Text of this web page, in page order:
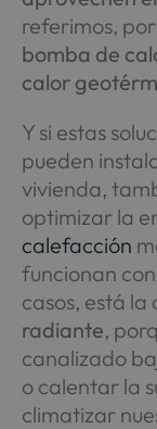
referimos,
bomba de
calor
Y si estas
pueden
vivienda,
optimizar la
calefacción
funcionan con
casos, está
radiante,
canalizado
o calentar la
climatizar